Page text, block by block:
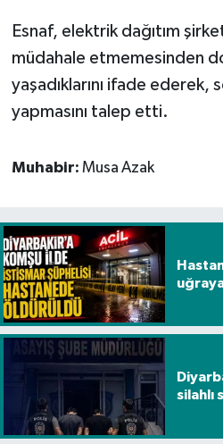
Esnaf, elektrik dağıtım
müdahale etmemesinden
yaşadıklarını ifade ederek,
yapmasını talep etti.
Muhabir: Musa Azak
silahlı